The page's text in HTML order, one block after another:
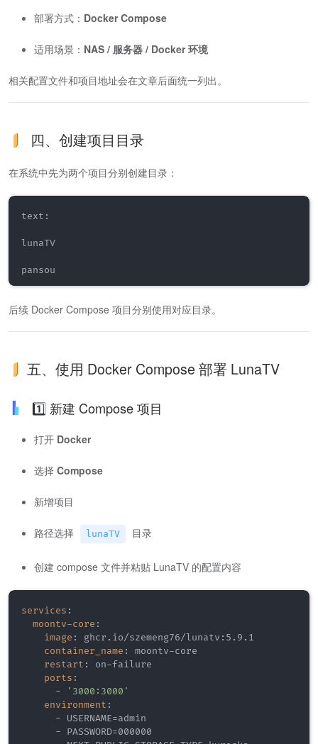
部署方式： Docker Compose
适用场景： NAS / 服务器 / Docker 环境
相关配置文件和项目地址会在文章后面统一列出。
四、创建项目目录
在系统中先为两个项目分别创建目录：
text:
lunaTV
pansou
后续 Docker Compose 项目分别使用对应目录。
五、使用 Docker Compose 部署 LunaTV
1️⃣ 新建 Compose 项目
打开 Docker
选择 Compose
新增项目
路径选择 lunaTV 目录
创建 compose 文件并粘贴 LunaTV 的配置内容
services :
moontv-core :
image : ghcr.io/szemeng76/lunatv : 5.9.1
container_name : moontv-core
restart : on-failure
ports :
-
'3000:3000'
environment :
- USERNAME=admin
- PASSWORD=000000